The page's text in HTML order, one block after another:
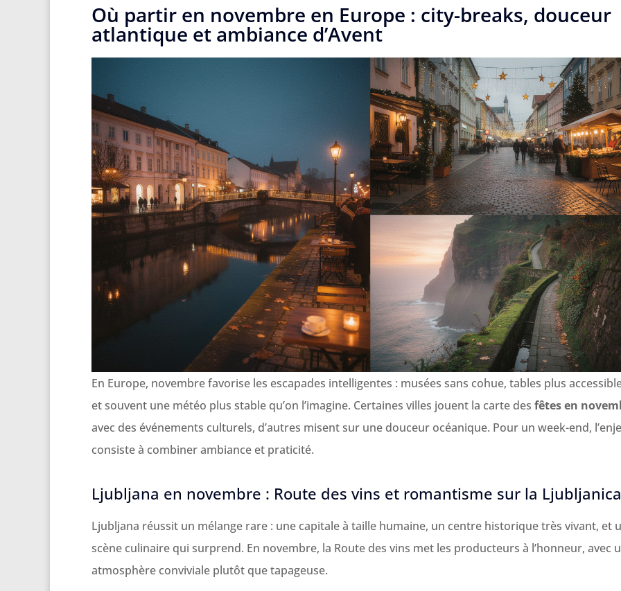
Où partir en novembre en Europe : city-breaks, douceur
atlantique et ambiance d’Avent
En Europe, novembre favorise les escapades intelligentes : musées sans cohue, tables plus
et souvent une météo plus stable qu’on l’imagine. Certaines villes jouent la carte des fêtes en
avec des événements culturels, d’autres misent sur une douceur océanique. Pour un week-end,
consiste à combiner ambiance et praticité.
Ljubljana en novembre : Route des vins et romantisme sur la Ljubljanica
Ljubljana réussit un mélange rare : une capitale à taille humaine, un centre historique très vivant, et
scène culinaire qui surprend. En novembre, la Route des vins met les producteurs à l’honneur, avec
atmosphère conviviale plutôt que tapageuse.